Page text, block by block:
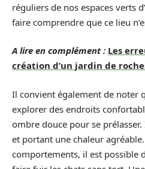
réguliers de nos espaces verts
faire comprendre que ce lieu
A lire en complément : Les
création d’un jardin de
Il convient également de noter
explorer des endroits
ombre douce pour se
et portant une chaleur
comportements, il est possible